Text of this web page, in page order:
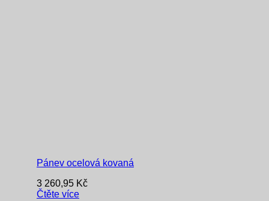
Pánev ocelová kovaná
3 260,95 Kč
Čtěte více